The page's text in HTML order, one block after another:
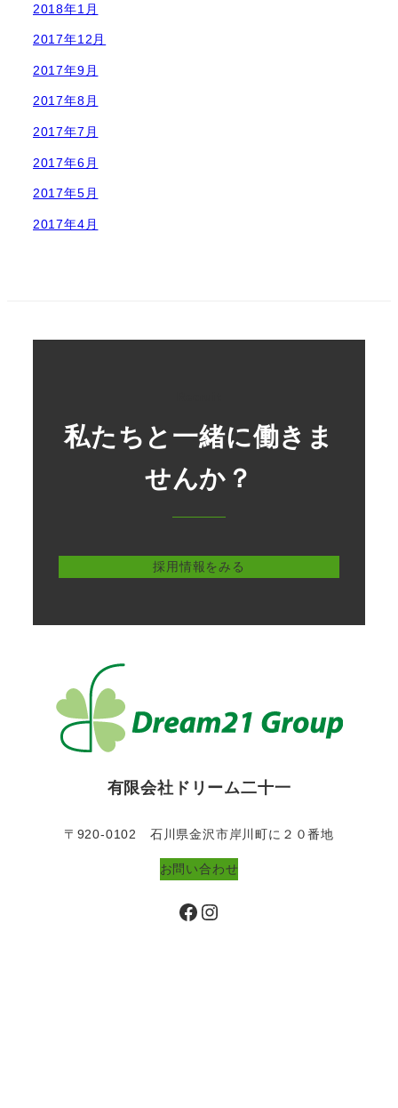
2018年1月
2017年12月
2017年9月
2017年8月
2017年7月
2017年6月
2017年5月
2017年4月
私たちと一緒に働きま
せんか？
採用情報をみる
有限会社ドリーム二十一
〒920-0102 石川県金沢市岸川町に２０番地
お問い合わせ
Facebook Instagram